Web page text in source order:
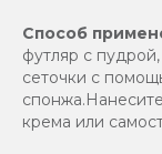
Способ
футляр с
сеточки с
крема или